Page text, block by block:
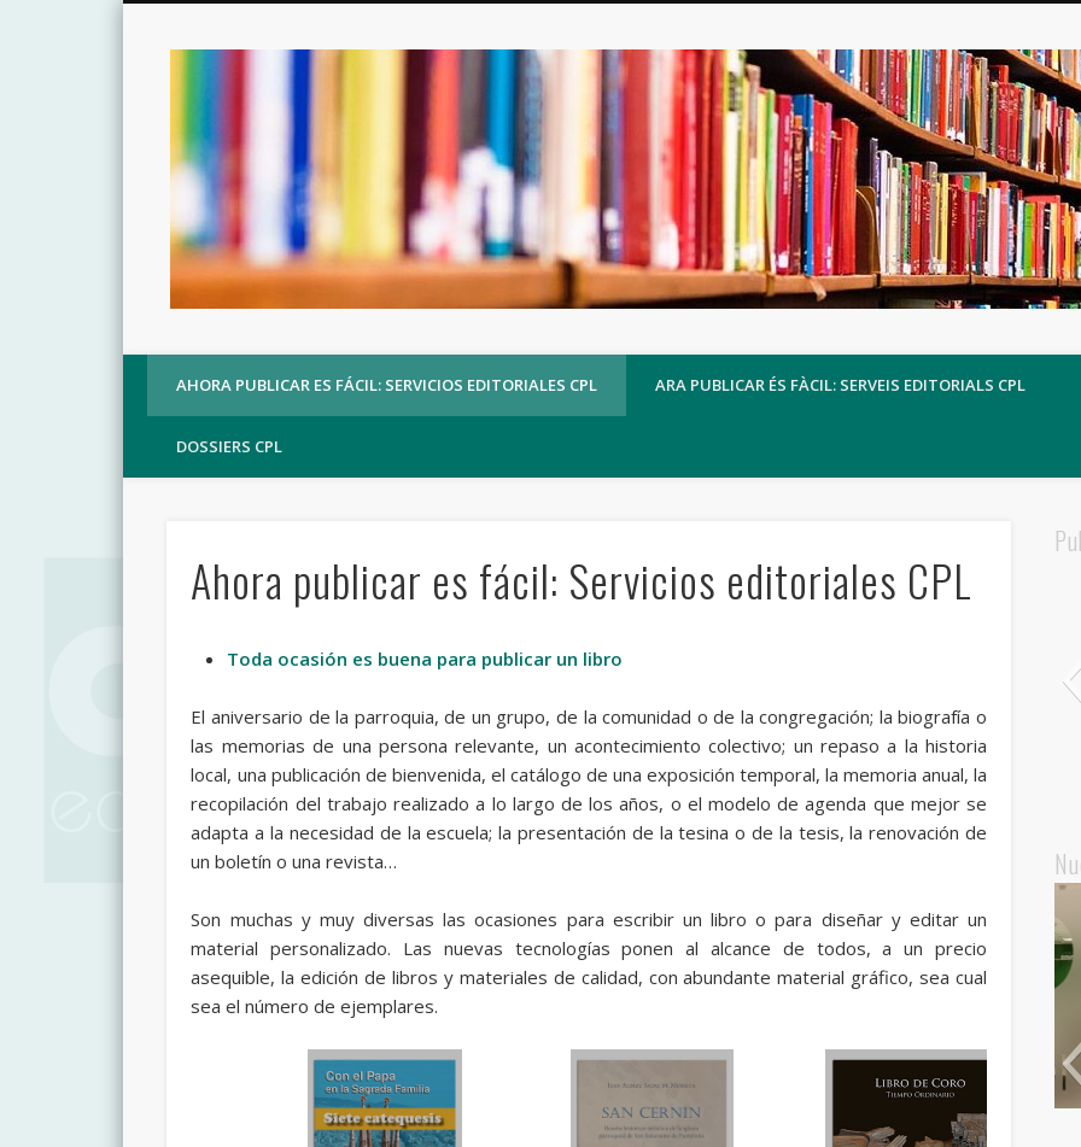
AHORA PUBLICAR ES FÁCIL: SERVICIOS EDITORIALES CPL ARA PUBLICAR ÉS FÀCIL: SERVEIS EDITORIALS CPL
DOSSIERS CPL
Ahora publicar es fácil: Servicios editoriales CPL
Toda ocasión es buena para publicar un libro
El aniversario de la parroquia, de un grupo, de la comunidad o de la congregación; la biografía o
las memorias de una persona relevante, un acontecimiento colectivo; un repaso a la historia
local, una publicación de bienvenida, el catálogo de una exposición temporal, la memoria anual, la
recopilación del trabajo realizado a lo largo de los años, o el modelo de agenda que mejor se
adapta a la necesidad de la escuela; la presentación de la tesina o de la tesis, la renovación de
un boletín o una revista…
Son muchas y muy diversas las ocasiones para escribir un libro o para diseñar y editar un
material personalizado. Las nuevas tecnologías ponen al alcance de todos, a un precio
asequible, la edición de libros y materiales de calidad, con abundante material gráfico, sea cual
sea el número de ejemplares.
Christmas